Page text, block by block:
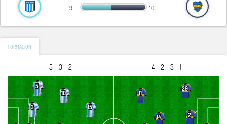
9 10
FORMACIÓN
5 - 3 - 2
5
3
10
15
4 - 2 - 3 - 1
29
2
14
11